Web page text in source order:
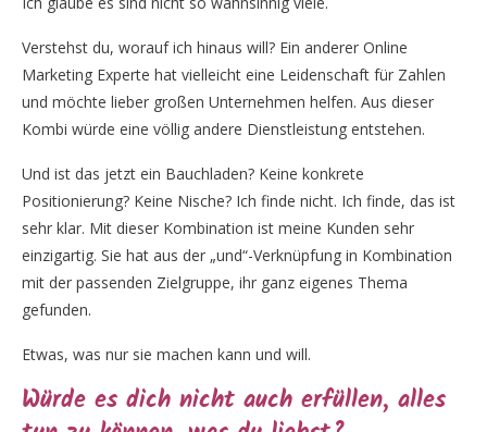
Verstehst du, worauf ich hinaus will? Ein anderer Online
Marketing Experte hat vielleicht eine Leidenschaft für Zahlen
und möchte lieber großen Unternehmen helfen. Aus dieser
Kombi würde eine völlig andere Dienstleistung entstehen.
Und ist das jetzt ein Bauchladen? Keine konkrete
Positionierung? Keine Nische? Ich finde nicht. Ich finde, das ist
sehr klar. Mit dieser Kombination ist meine Kunden sehr
einzigartig. Sie hat aus der „und“-Verknüpfung in Kombination
mit der passenden Zielgruppe, ihr ganz eigenes Thema
gefunden.
Etwas, was nur sie machen kann und will.
Würde es dich nicht auch erfüllen, alles